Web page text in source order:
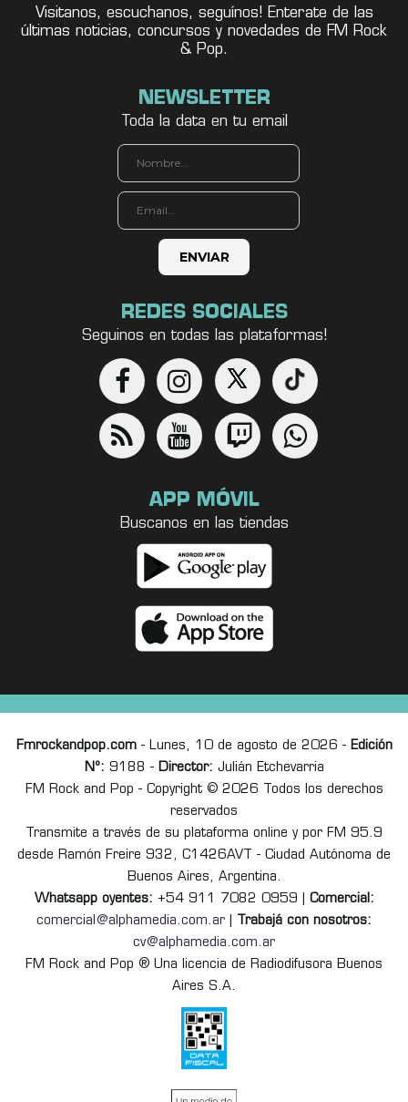
Visitanos, escuchanos, seguínos! Enterate de las
últimas noticias, concursos y novedades de FM Rock
& Pop.
NEWSLETTER
Toda la data en tu email
REDES SOCIALES
Seguinos en todas las plataformas!
APP MÓVIL
Buscanos en las tiendas
Fmrockandpop.com- Lunes, 10 de agosto de 2026 - Edición
Nº: 9188 - Director: Julián Etchevarria
FM Rock and Pop - Copyright © 2026 Todos los derechos
reservados
Transmite a través de su plataforma online y por FM 95.9
desde Ramón Freire 932, C1426AVT - Ciudad Autónoma de
Buenos Aires, Argentina.
Whatsapp oyentes: +54 911 7082 0959 | Comercial:
comercial@alphamedia.com.ar
Trabajá con nosotros:
cv@alphamedia.com.ar
FM Rock and Pop ® Una licencia de Radiodifusora Buenos
Aires S.A.